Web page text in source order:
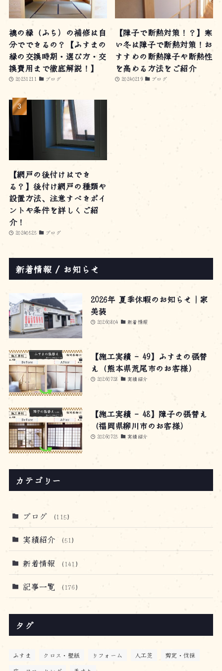
襖の縁（ふち）の補修は自
分でできるの？【ふすまの
縁の交換時期・選び方・交
換費用まで徹底解説！】
20231211 ブログ
【障子で断熱対策！？】寒
い冬は障子で断熱対策！お
すすめの断熱障子や断熱性
を高める方法をご紹介
20240219 ブログ
【網戸の後付けはでき
る？】後付け網戸の種類や
設置方法、注意すべきポイ
ントや条件を詳しくご紹
介！
20240525 ブログ
新着情報 / お知らせ
2026年 夏季休暇のお知らせ｜家
美装
20260804 新着情報
【施工実績 – 49】ふすまの張替
え（熊本県荒尾市のお客様）
20260728 実績紹介
【施工実績 – 48】障子の張替え
（福岡県柳川市のお客様）
20260725 実績紹介
カテゴリー
ブログ (115)
実績紹介 (51)
新着情報 (141)
記事一覧 (176)
タグ
ふすま クロス・壁紙 リフォーム 人工芝
剪定・伐採